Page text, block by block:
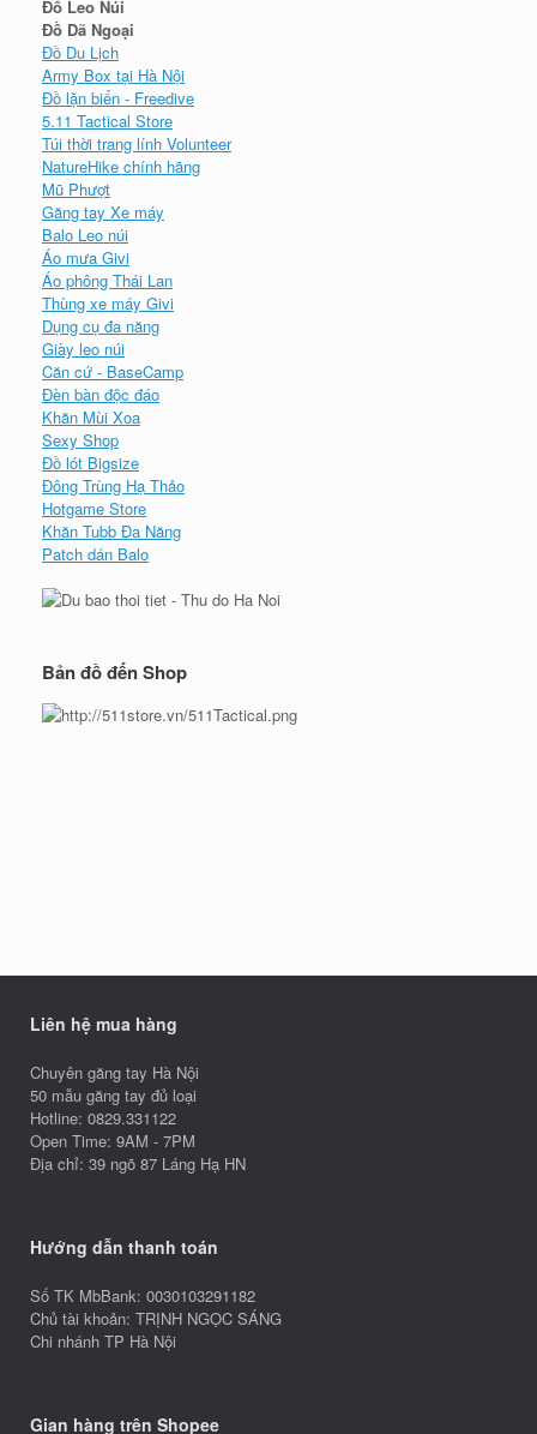
Đồ Leo Núi
Đồ Dã Ngoại
Đồ Du Lịch
Army Box tại Hà Nội
Đồ lặn biển - Freedive
5.11 Tactical Store
Túi thời trang lính Volunteer
NatureHike chính hãng
Mũ Phượt
Găng tay Xe máy
Balo Leo núi
Áo mưa Givi
Áo phông Thái Lan
Thùng xe máy Givi
Dụng cụ đa năng
Giày leo núi
Căn cứ - BaseCamp
Đèn bàn độc đáo
Khăn Mùi Xoa
Sexy Shop
Đồ lót Bigsize
Đông Trùng Hạ Thảo
Hotgame Store
Khăn Tubb Đa Năng
Patch dán Balo
Bản đồ đến Shop
Liên hệ mua hàng
Chuyên găng tay Hà Nội
50 mẫu găng tay đủ loại
Hotline: 0829.331122
Open Time: 9AM - 7PM
Địa chỉ: 39 ngõ 87 Láng Hạ HN
Hướng dẫn thanh toán
Số TK MbBank: 0030103291182
Chủ tài khoản: TRỊNH NGỌC SÁNG
Chi nhánh TP Hà Nội
Gian hàng trên Shopee